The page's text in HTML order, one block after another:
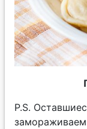
P.S.
замораживаем